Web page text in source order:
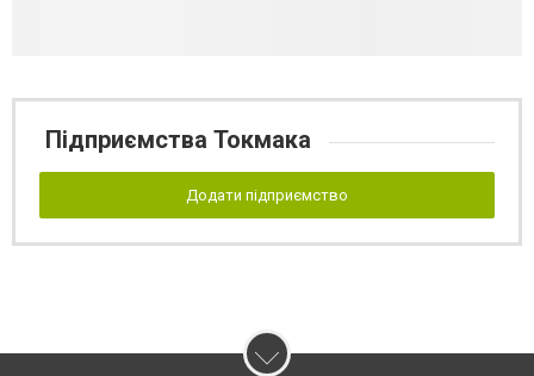
Підприємства Токмака
Додати підприємство